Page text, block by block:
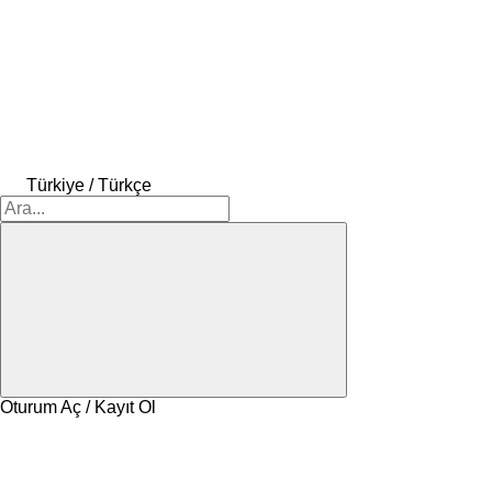
Türkiye / Türkçe
Oturum Aç / Kayıt Ol